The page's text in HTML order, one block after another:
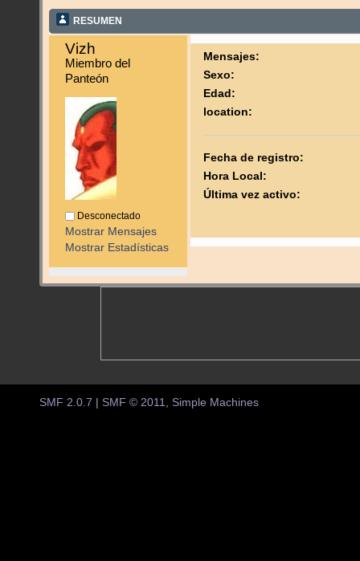
RESUMEN
Vizh
Miembro del
Panteón
Desconectado
Mostrar Mensajes
Mostrar Estadísticas
Mensajes:
Sexo:
Edad:
location:
Fecha de registro:
Hora Local:
Última vez activo:
SMF 2.0.7 SMF © 2011, Simple Machines